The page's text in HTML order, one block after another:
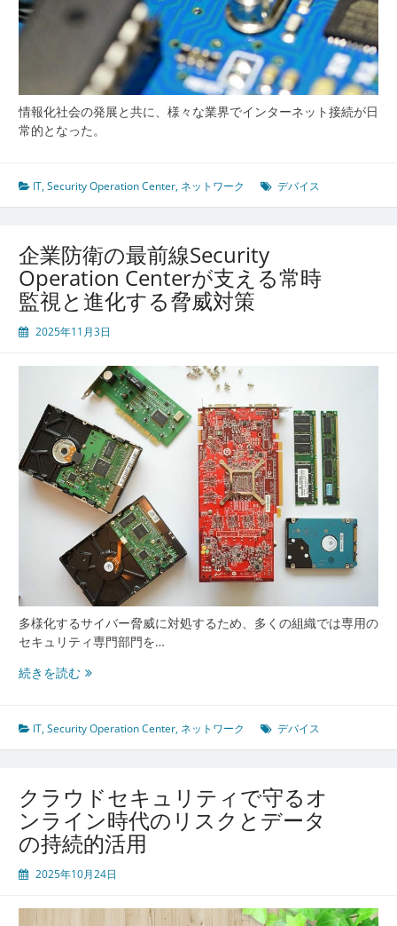
未
来
情報化社会の発展と共に、様々な業界でインターネット接続が日
常的となった。
IT,Security Operation Center, ネットワーク デバイス
企業防衛の最前線Security
Operation Centerが支える常時
監視と進化する脅威対策
2025年11月3日
多様化するサイバー脅威に対処するため、多くの組織では専用の
セキュリティ専門部門を…
続きを読む企
衛
の
線
Security
Operation
Center
が
え
IT,Security Operation Center, ネットワーク デバイス
クラウドセキュリティで守るオ
ンライン時代のリスクとデータ
の持続的活用
2025年10月24日